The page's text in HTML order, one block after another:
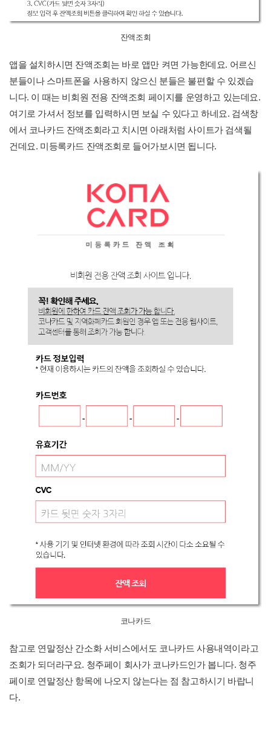
잔액조회
앱을 설치하시면 잔액조회는 바로 앱만 켜면 가능한데요. 어르신
분들이나 스마트폰을 사용하지 않으신 분들은 불편할 수 있겠습
니다. 이 때는 비회원 전용 잔액조회 페이지를 운영하고 있는데요.
여기로 가셔서 정보를 입력하시면 보실 수 있다고 하네요. 검색창
에서 코나카드 잔액조회라고 치시면 아래처럼 사이트가 검색될
건데요. 미등록카드 잔액조회로 들어가보시면 됩니다.
코나카드
참고로 연말정산 간소화 서비스에서도 코나카드 사용내역이라고
조회가 되더라구요. 청주페이 회사가 코나카드인가 봅니다. 청주
페이로 연말정산 항목에 나오지 않는다는 점 참고하시기 바랍니
다.